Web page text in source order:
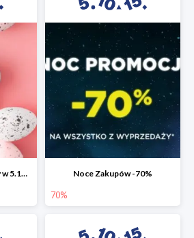
Przedświąteczne Zakupy w 5.10.15 do -50% Noce Zakupów -70%
70%